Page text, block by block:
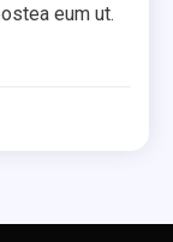
eum ut.